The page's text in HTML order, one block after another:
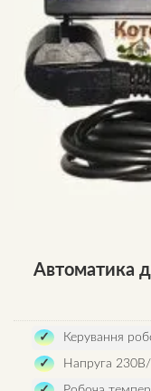
Автоматика
Керування
Напруга